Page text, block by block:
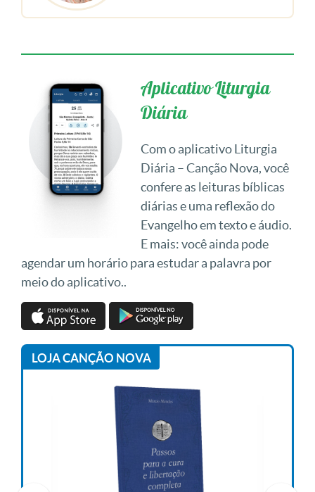
Aplicativo Liturgia
Diária
Com o aplicativo Liturgia
Diária – Canção Nova, você
confere as leituras bíblicas
diárias e uma reflexão do
Evangelho em texto e áudio.
E mais: você ainda pode
agendar um horário para estudar a palavra por
meio do aplicativo..
LOJA CANÇÃO NOVA